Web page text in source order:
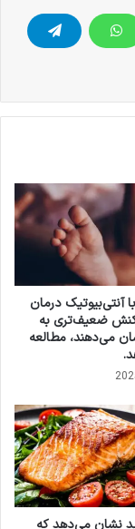
آنتی‌بیوتیک درمان
ضعیف‌تری به
می‌دهند، مطالعه
نشان می‌دهد که